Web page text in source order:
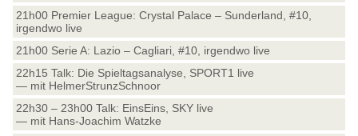
21h00 Premier League: Crystal Palace – Sunderland, #10,
irgendwo live
21h00 Serie A: Lazio – Cagliari, #10, irgendwo live
22h15 Talk: Die Spieltagsanalyse, SPORT1 live
— mit HelmerStrunzSchnoor
22h30 – 23h00 Talk: EinsEins, SKY live
— mit Hans-Joachim Watzke